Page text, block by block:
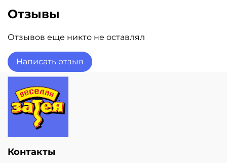
Размер шаров 14"/36 см.
Гарантия полета 3 дня
Цена указана за один шар с учетом надувки
гелием
Отзывы
Отзывов еще никто не оставлял
Написать отзыв
Контакты